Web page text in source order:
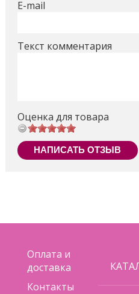
Поделиться
E-mail
Текст комментария
Оценка для товара
НАПИСАТЬ ОТЗЫВ
Оплата и
доставка
Контакты